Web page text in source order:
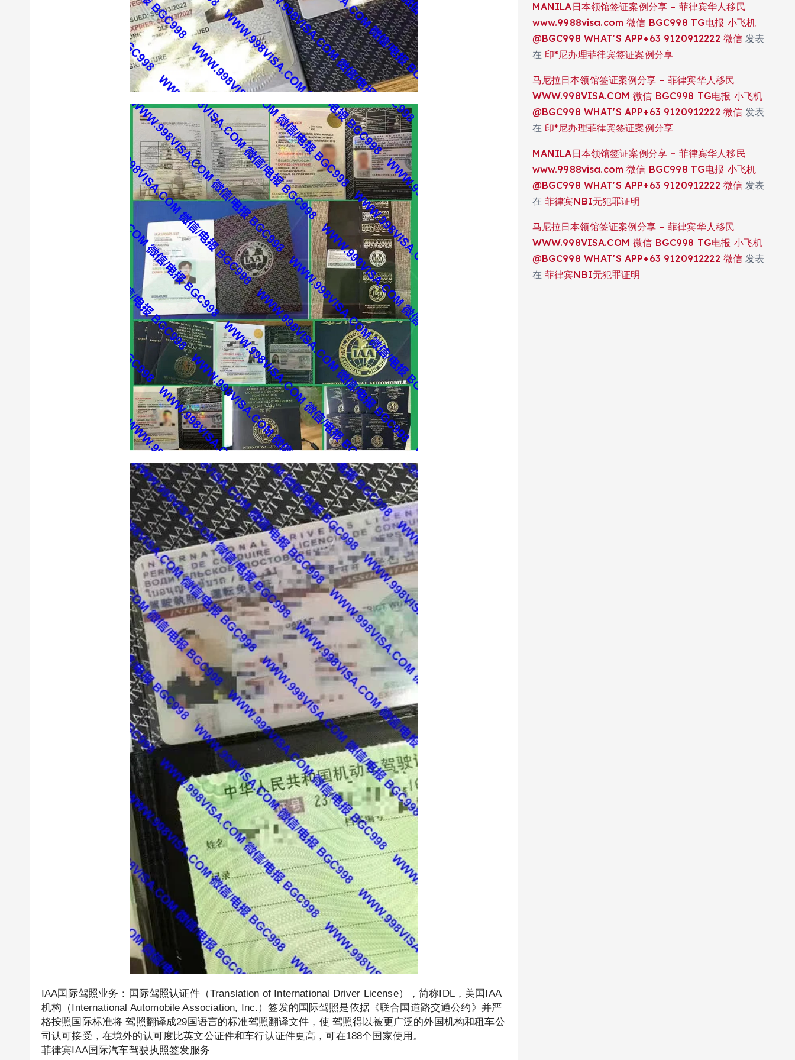
IAA国际驾照业务：国际驾照认证件（Translation of International Driver License），简称IDL，美国IAA
机构（International Automobile Association, Inc.）签发的国际驾照是依据《联合国道路交通公约》并严
格按照国际标准将 驾照翻译成29国语言的标准驾照翻译文件，使 驾照得以被更广泛的外国机构和租车公
司认可接受，在境外的认可度比英文公证件和车行认证件更高，可在188个国家使用。
菲律宾IAA国际汽车驾驶执照签发服务
MANILA日本领馆签证案例分享 – 菲律宾华人移民
www.9988visa.com 微信 BGC998 TG电报 小飞机
@BGC998 WHAT'S APP+63 9120912222 微信 发表
在 印*尼办理菲律宾签证案例分享
马尼拉日本领馆签证案例分享 – 菲律宾华人移民
WWW.998VISA.COM 微信 BGC998 TG电报 小飞机
@BGC998 WHAT'S APP+63 9120912222 微信 发表
在 印*尼办理菲律宾签证案例分享
MANILA日本领馆签证案例分享 – 菲律宾华人移民
www.9988visa.com 微信 BGC998 TG电报 小飞机
@BGC998 WHAT'S APP+63 9120912222 微信 发表
在 菲律宾NBI无犯罪证明
马尼拉日本领馆签证案例分享 – 菲律宾华人移民
WWW.998VISA.COM 微信 BGC998 TG电报 小飞机
@BGC998 WHAT'S APP+63 9120912222 微信 发表
在 菲律宾NBI无犯罪证明